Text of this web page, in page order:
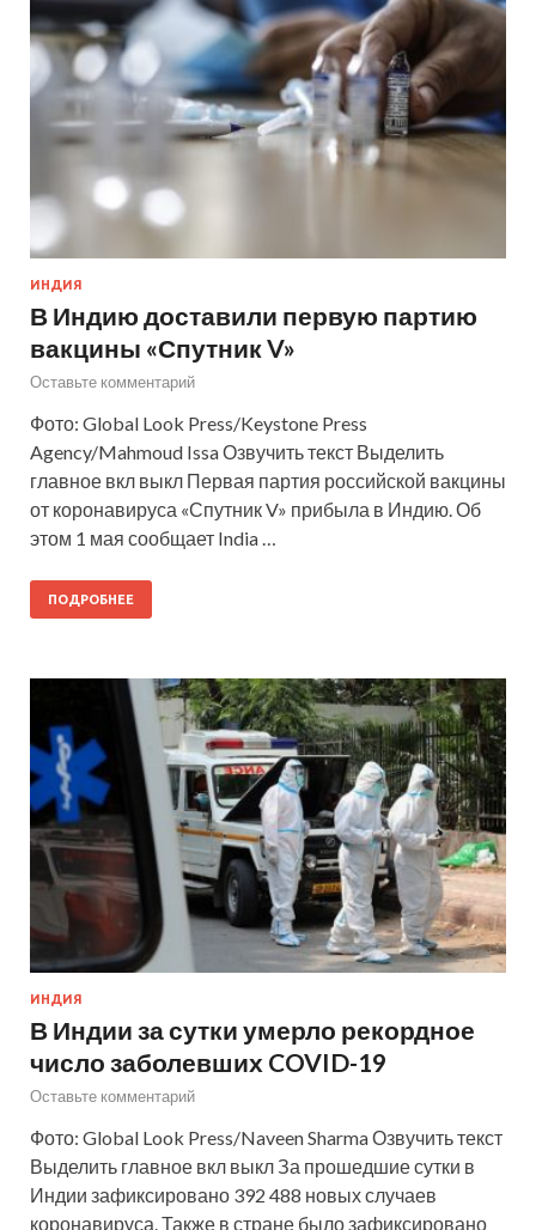
ИНДИЯ
В Индию доставили первую партию
вакцины «Спутник V»
Оставьте комментарий
Фото: Global Look Press/Keystone Press
Agency/Mahmoud Issa Озвучить текст Выделить
главное вкл выкл Первая партия российской вакцины
от коронавируса «Спутник V» прибыла в Индию. Об
этом 1 мая сообщает India …
ПОДРОБНЕЕ
ИНДИЯ
В Индии за сутки умерло рекордное
число заболевших COVID-19
Оставьте комментарий
Фото: Global Look Press/Naveen Sharma Озвучить текст
Выделить главное вкл выкл За прошедшие сутки в
Индии зафиксировано 392 488 новых случаев
коронавируса. Также в стране было зафиксировано